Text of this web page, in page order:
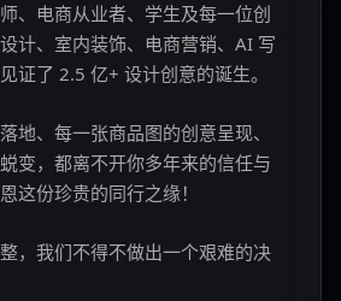
、电商从业者、学生及每一位创
计、室内装饰、电商营销、AI 写
证了 2.5 亿+ 设计创意的诞生。
地、每一张商品图的创意呈现、
变，都离不开你多年来的信任与
这份珍贵的同行之缘！
，我们不得不做出一个艰难的决